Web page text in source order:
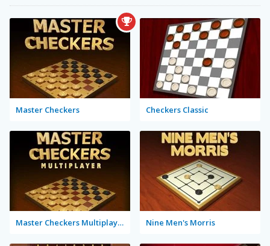
Master Checkers Checkers Classic
Master Checkers Multiplayer Nine Men's Morris